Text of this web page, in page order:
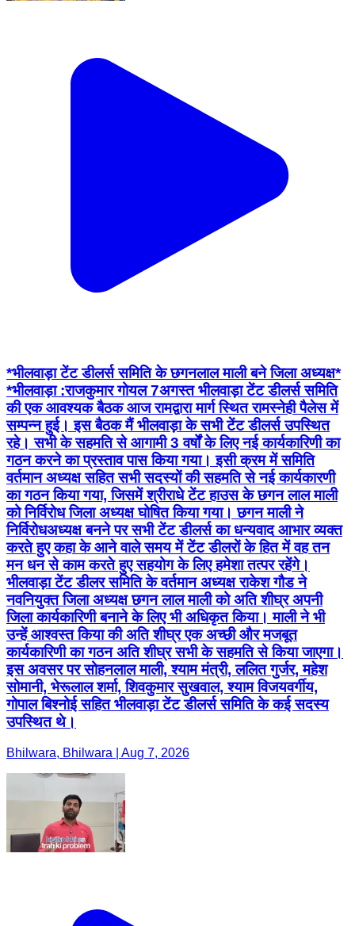
*भीलवाड़ा टेंट डीलर्स समिति के छगनलाल माली बने जिला अध्यक्ष*
*भीलवाड़ा :राजकुमार गोयल 7अगस्त भीलवाड़ा टेंट डीलर्स समिति
की एक आवश्यक बैठक आज रामद्वारा मार्ग स्थित रामस्नेही पैलेस में
सम्पन्न हुई। इस बैठक मैं भीलवाड़ा के सभी टेंट डीलर्स उपस्थित
रहे। सभी के सहमति से आगामी 3 वर्षों के लिए नई कार्यकारिणी का
गठन करने का प्रस्ताव पास किया गया। इसी क्रम में समिति
वर्तमान अध्यक्ष सहित सभी सदस्यों की सहमति से नई कार्यकारणी
का गठन किया गया, जिसमें श्रीराधे टेंट हाउस के छगन लाल माली
को निर्विरोध जिला अध्यक्ष घोषित किया गया। छगन माली ने
निर्विरोधअध्यक्ष बनने पर सभी टेंट डीलर्स का धन्यवाद आभार व्यक्त
करते हुए कहा के आने वाले समय में टेंट डीलरों के हित में वह तन
मन धन से काम करते हुए सहयोग के लिए हमेशा तत्पर रहेंगे।
भीलवाड़ा टेंट डीलर समिति के वर्तमान अध्यक्ष राकेश गौड ने
नवनियुक्त जिला अध्यक्ष छगन लाल माली को अति शीघ्र अपनी
जिला कार्यकारिणी बनाने के लिए भी अधिकृत किया। माली ने भी
उन्हें आश्वस्त किया की अति शीघ्र एक अच्छी और मजबूत
कार्यकारिणी का गठन अति शीघ्र सभी के सहमति से किया जाएगा।
इस अवसर पर सोहनलाल माली, श्याम मंत्री, ललित गुर्जर, महेश
सोमानी, भेरूलाल शर्मा, शिवकुमार सुखवाल, श्याम विजयवर्गीय,
गोपाल बिश्नोई सहित भीलवाड़ा टेंट डीलर्स समिति के कई सदस्य
उपस्थित थे।
Bhilwara, Bhilwara | Aug 7, 2026